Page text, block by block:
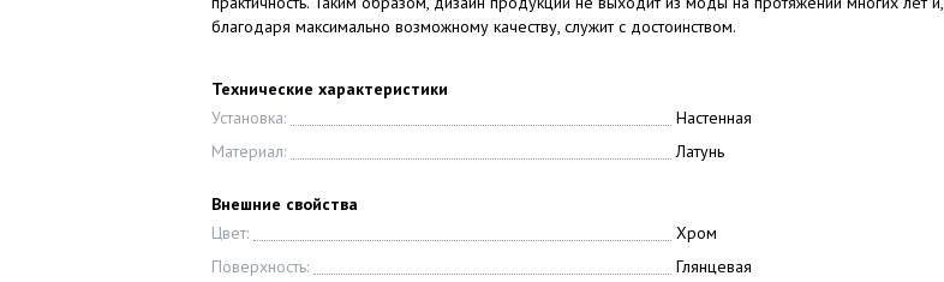
благодаря максимально возможному качеству, служит с достоинством.
Технические характеристики
Установка:
Настенная
Материал:
Латунь
Внешние свойства
Цвет:
Хром
Поверхность:
Глянцевая